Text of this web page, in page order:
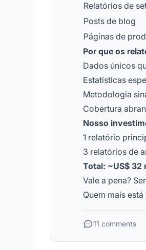
Relatórios de
Posts de blog
Páginas de
Por que os
Dados únicos
Estatísticas
Metodologia
Cobertura
Nosso
1 relatório
3 relatórios de
Total: ~US$ 32
Vale a pena?
Quem mais
11 comments